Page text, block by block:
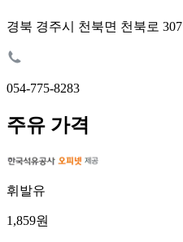
경북 경주시 천북면 천북로 307
054-775-8283
주유 가격
휘발유
1,859원